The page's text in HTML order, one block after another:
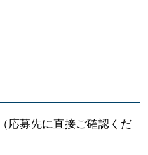
応募先に直接ご確認くだ